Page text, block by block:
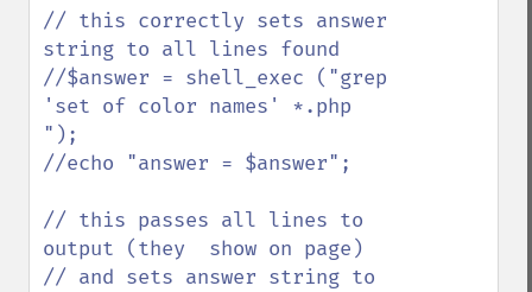
// this correctly sets answer
string to all lines found
//$answer = shell_exec ("grep
'set of color names' *.php
");
//echo "answer = $answer";
// this passes all lines to
output (they  show on page)
// and sets answer string to